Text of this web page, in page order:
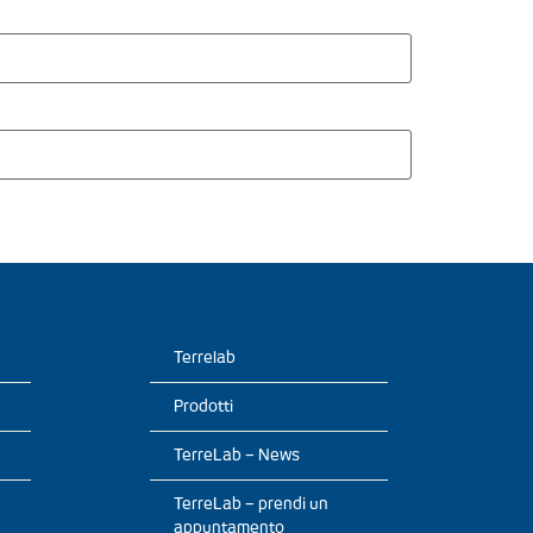
Terrelab
Prodotti
TerreLab – News
TerreLab – prendi un
appuntamento